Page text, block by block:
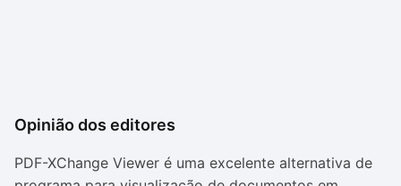
Opinião dos editores
PDF-XChange Viewer é uma excelente alternativa de